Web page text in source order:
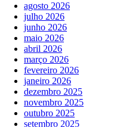
agosto 2026
julho 2026
junho 2026
maio 2026
abril 2026
março 2026
fevereiro 2026
janeiro 2026
dezembro 2025
novembro 2025
outubro 2025
setembro 2025